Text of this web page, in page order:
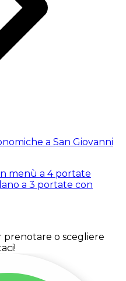
a San Giovanni
menù a 4 portate
a 3 portate con
prenotare o scegliere